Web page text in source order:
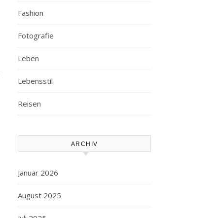
Fashion
Fotografie
Leben
Lebensstil
Reisen
ARCHIV
Januar 2026
August 2025